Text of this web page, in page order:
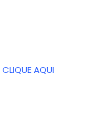
CLIQUE AQUI